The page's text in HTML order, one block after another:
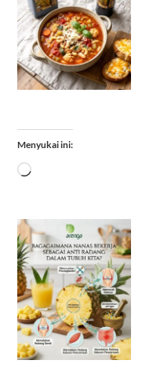
Menyukai ini:
Memuat...